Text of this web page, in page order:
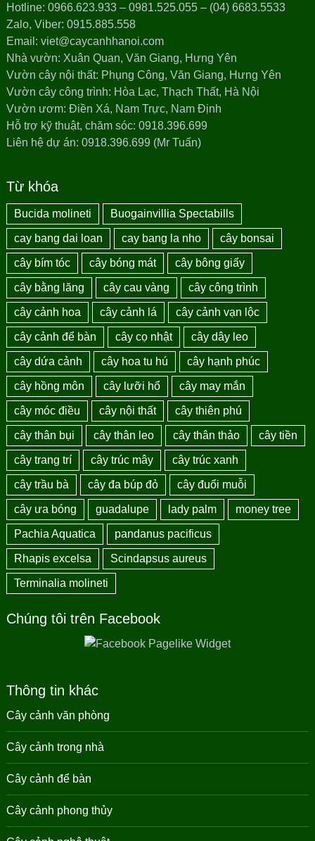
Hotline: 0966.623.933 – 0981.525.055 – (04) 6683.5533
Zalo, Viber: 0915.885.558
Email: viet@caycanhhanoi.com
Nhà vườn: Xuân Quan, Văn Giang, Hưng Yên
Vườn cây nội thất: Phụng Công, Văn Giang, Hưng Yên
Vườn cây công trình: Hòa Lạc, Thạch Thất, Hà Nội
Vườn ươm: Điền Xá, Nam Trực, Nam Định
Hỗ trợ kỹ thuật, chăm sóc: 0918.396.699
Liên hệ dự án: 0918.396.699 (Mr Tuấn)
Từ khóa
Bucida molineti Buogainvillia Spectabills
cay bang dai loan cay bang la nho cây bonsai
cây bím tóc cây bóng mát cây bông giấy
cây bằng lăng cây cau vàng cây công trình
cây cảnh hoa cây cảnh lá cây cảnh vạn lộc
cây cảnh để bàn cây cọ nhật cây dây leo
cây dứa cảnh cây hoa tu hú cây hạnh phúc
cây hồng môn cây lưỡi hổ cây may mắn
cây móc điều cây nội thất cây thiên phú
cây thân bụi cây thân leo cây thân thảo cây tiền
cây trang trí cây trúc mây cây trúc xanh
cây trầu bà cây đa búp đỏ cây đuổi muỗi
cây ưa bóng guadalupe lady palm money tree
Pachia Aquatica pandanus pacificus
Rhapis excelsa Scindapsus aureus
Terminalia molineti
Chúng tôi trên Facebook
Thông tin khác
Cây cảnh văn phòng
Cây cảnh trong nhà
Cây cảnh để bàn
Cây cảnh phong thủy